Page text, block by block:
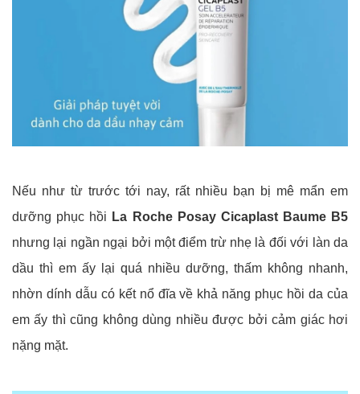
Nếu như từ trước tới nay, rất nhiều bạn bị mê mẩn em
dưỡng phục hồi La Roche Posay Cicaplast Baume B5
nhưng lại ngần ngại bởi một điểm trừ nhẹ là đối với làn da
dầu thì em ấy lại quá nhiều dưỡng, thấm không nhanh,
nhờn dính dẫu có kết nổ đĩa về khả năng phục hồi da của
em ấy thì cũng không dùng nhiều được bởi cảm giác hơi
nặng mặt.